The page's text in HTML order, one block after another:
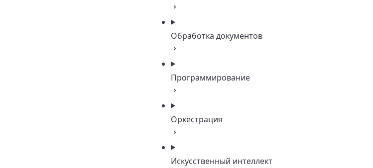
Обработка документов
Программирование
Оркестрация
Искусственный интеллект